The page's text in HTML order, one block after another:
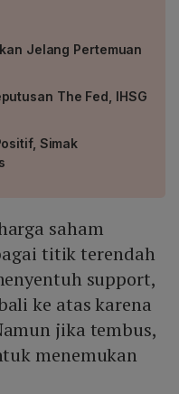
Jelang Pertemuan
The Fed, IHSG
Simak
saham
titik terendah
support,
ke atas karena
jika tembus,
menemukan